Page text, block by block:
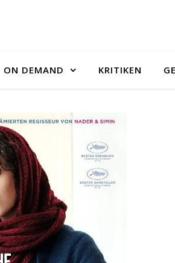
ON DEMAND KRITIKEN